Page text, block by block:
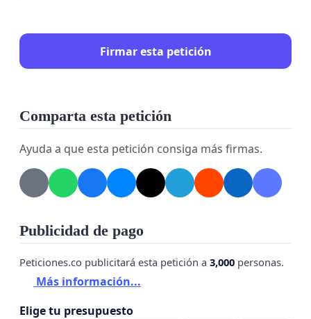
Firmar esta petición
Comparta esta petición
Ayuda a que esta petición consiga más firmas.
Publicidad de pago
Peticiones.co publicitará esta petición a 3,000 personas.
Más información...
Elige tu presupuesto